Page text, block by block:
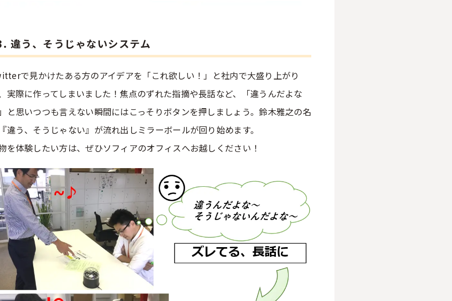
違う、そうじゃないシステム
で見かけたある方のアイデアを「これ欲しい！」と社内で大盛り上がり
実際に作ってしまいました！焦点のずれた指摘や長話など、「違うんだよな
と思いつつも言えない瞬間にはこっそりボタンを押しましょう。鈴木雅之の名
違う、そうじゃない』が流れ出しミラーボールが回り始めます。
を体験したい方は、ぜひソフィアのオフィスへお越しください！